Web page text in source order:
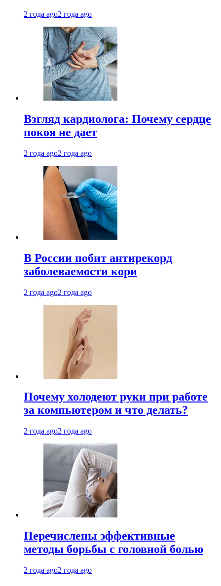
2 года ago2 года ago
Взгляд кардиолога: Почему сердце
покоя не дает
2 года ago2 года ago
В России побит антирекорд
заболеваемости кори
2 года ago2 года ago
Почему холодеют руки при работе
за компьютером и что делать?
2 года ago2 года ago
Перечислены эффективные
методы борьбы с головной болью
2 года ago2 года ago